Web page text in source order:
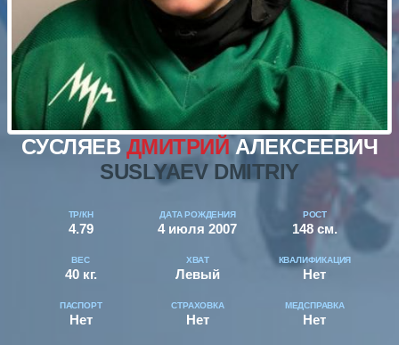
СУСЛЯЕВ ДМИТРИЙ АЛЕКСЕЕВИЧ
SUSLYAEV DMITRIY
ТР/КН
4.79
ДАТА РОЖДЕНИЯ
4 июля 2007
РОСТ
148 см.
ВЕС
40 кг.
ХВАТ
Левый
КВАЛИФИКАЦИЯ
Нет
ПАСПОРТ
Нет
СТРАХОВКА
Нет
МЕДСПРАВКА
Нет